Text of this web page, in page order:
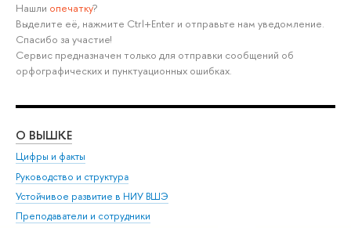
Нашли опечатку?
Выделите её, нажмите Ctrl+Enter и отправьте нам уведомление.
Спасибо за участие!
Сервис предназначен только для отправки сообщений об
орфографических и пунктуационных ошибках.
О ВЫШКЕ
Цифры и факты
Руководство и структура
Устойчивое развитие в НИУ ВШЭ
Преподаватели и сотрудники